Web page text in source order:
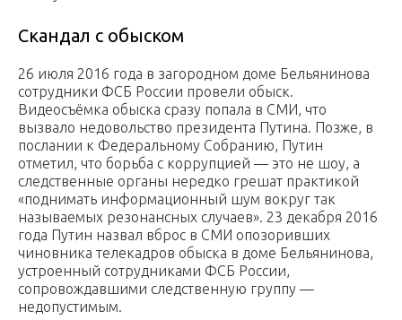
Скандал с обыском
26 июля 2016 года в загородном доме Бельянинова
сотрудники ФСБ России провели обыск.
Видеосъёмка обыска сразу попала в СМИ, что
вызвало недовольство президента Путина. Позже, в
послании к Федеральному Собранию, Путин
отметил, что борьба с коррупцией — это не шоу, а
следственные органы нередко грешат практикой
«поднимать информационный шум вокруг так
называемых резонансных случаев». 23 декабря 2016
года Путин назвал вброс в СМИ опозоривших
чиновника телекадров обыска в доме Бельянинова,
устроенный сотрудниками ФСБ России,
сопровождавшими следственную группу —
недопустимым.